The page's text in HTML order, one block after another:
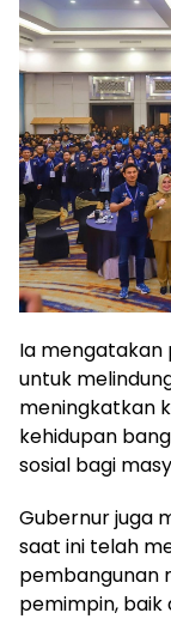
Ia mengatakan
untuk
meningkatkan
kehidupan
sosial bagi
Gubernur juga
saat ini telah
pembangunan
pemimpin, baik